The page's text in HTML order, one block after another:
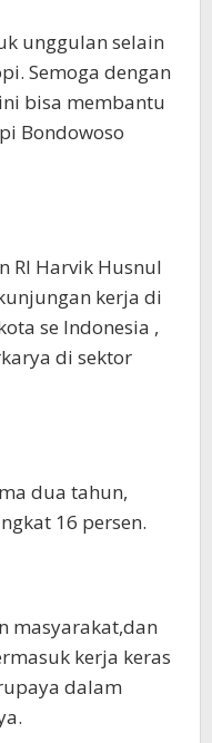
unggulan selain
Semoga dengan
bisa membantu
Bondowoso
RI Harvik Husnul
kerja di
se Indonesia ,
di sektor
dua tahun,
16 persen.
masyarakat,dan
kerja keras
dalam